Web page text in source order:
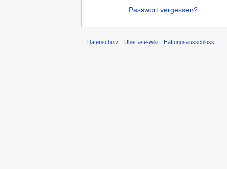
Passwort vergessen?
Datenschutz Über ase-wiki Haftungsausschluss